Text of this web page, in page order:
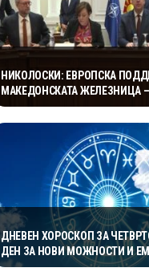
НИКОЛОСКИ: ЕВРОПСКА
МАКЕДОНСКАТА ЖЕЛЕЗНИЦА
149 МИЛИОНИ ЕВРА ЗА
ДНЕВЕН ХОРОСКОП ЗА
ДЕН ЗА НОВИ МОЖНОСТИ И
ПРЕСВРТИ